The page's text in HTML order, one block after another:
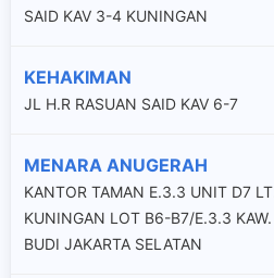
SAID KAV 3-4 KUNINGAN
KEHAKIMAN
JL H.R RASUAN SAID KAV 6-7
MENARA ANUGERAH
KANTOR TAMAN E.3.3 UNIT D7
KUNINGAN LOT B6-B7/E.3.3
BUDI JAKARTA SELATAN